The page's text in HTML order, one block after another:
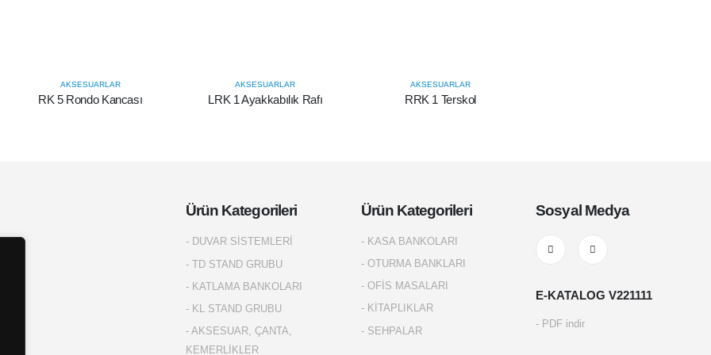
AKSESUARLAR
RK 5 Rondo Kancası
AKSESUARLAR
LRK 1 Ayakkabılık Rafı
AKSESUARLAR
RRK 1 Terskol
Ürün Kategorileri
- DUVAR SİSTEMLERİ
- TD STAND GRUBU
- KATLAMA BANKOLARI
- KL STAND GRUBU
- AKSESUAR, ÇANTA,
KEMERLİKLER
Ürün Kategorileri
- KASA BANKOLARI
- OTURMA BANKLARI
- OFİS MASALARI
- KİTAPLIKLAR
- SEHPALAR
Sosyal Medya
E-KATALOG V221111
- PDF indir